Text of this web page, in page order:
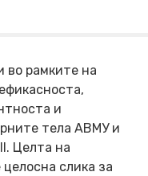
во рамките на
и
тела АВМУ и
Целта на
слика за